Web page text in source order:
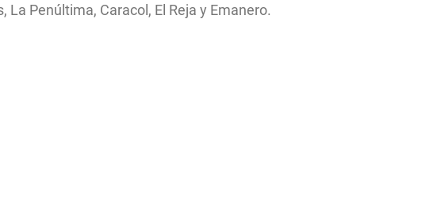
La Penúltima, Caracol, El Reja y Emanero.